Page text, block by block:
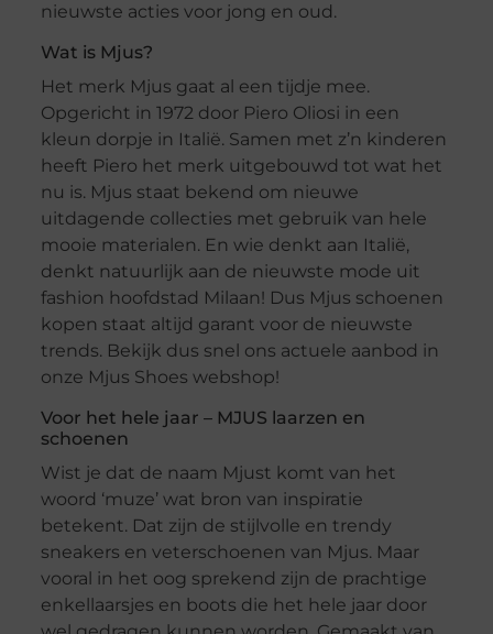
nieuwste acties voor jong en oud.
Wat is Mjus?
Het merk Mjus gaat al een tijdje mee.
Opgericht in 1972 door Piero Oliosi in een
kleun dorpje in Italië. Samen met z’n kinderen
heeft Piero het merk uitgebouwd tot wat het
nu is. Mjus staat bekend om nieuwe
uitdagende collecties met gebruik van hele
mooie materialen. En wie denkt aan Italië,
denkt natuurlijk aan de nieuwste mode uit
fashion hoofdstad Milaan! Dus Mjus schoenen
kopen staat altijd garant voor de nieuwste
trends. Bekijk dus snel ons actuele aanbod in
onze Mjus Shoes webshop!
Voor het hele jaar – MJUS laarzen en
schoenen
Wist je dat de naam Mjust komt van het
woord ‘muze’ wat bron van inspiratie
betekent. Dat zijn de stijlvolle en trendy
sneakers en veterschoenen van Mjus. Maar
vooral in het oog sprekend zijn de prachtige
enkellaarsjes en boots die het hele jaar door